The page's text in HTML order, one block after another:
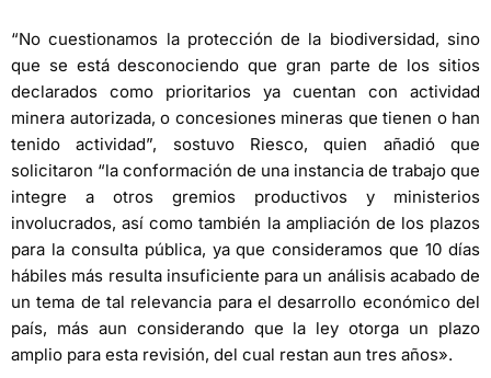
“No cuestionamos la protección de la biodiversidad, sino
que se está desconociendo que gran parte de los sitios
declarados como prioritarios ya cuentan con actividad
minera autorizada, o concesiones mineras que tienen o han
tenido actividad”, sostuvo Riesco, quien añadió que
solicitaron “la conformación de una instancia de trabajo que
integre a otros gremios productivos y ministerios
involucrados, así como también la ampliación de los plazos
para la consulta pública, ya que consideramos que 10 días
hábiles más resulta insuficiente para un análisis acabado de
un tema de tal relevancia para el desarrollo económico del
país, más aun considerando que la ley otorga un plazo
amplio para esta revisión, del cual restan aun tres años».